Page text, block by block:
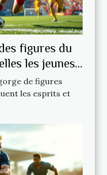
figures du
les jeunes
de figures
les esprits et